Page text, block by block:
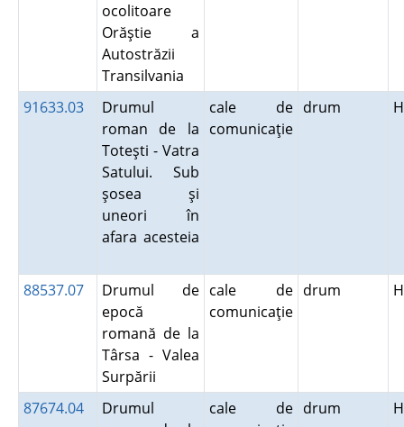
ocolitoare
Orăştie a
Autostrăzii
Transilvania
91633.03
Drumul
roman de la
Toteşti - Vatra
Satului. Sub
şosea şi
uneori în
afara acesteia
cale de
comunicaţie
drum
88537.07
Drumul de
epocă
romană de la
Târsa - Valea
Surpării
cale de
comunicaţie
drum
87674.04
Drumul
cale de drum